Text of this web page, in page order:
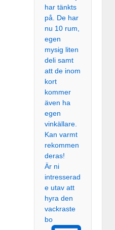
Är ni
intresserad
e utav att
hyra den
vackraste
bo